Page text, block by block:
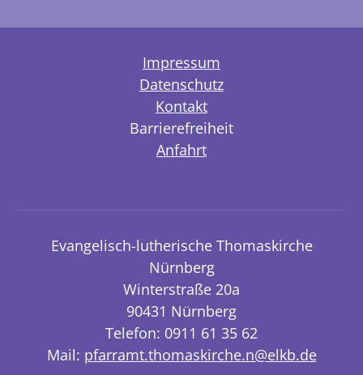
Impressum
Datenschutz
Kontakt
Barrierefreiheit
Anfahrt
Evangelisch-lutherische Thomaskirche
Nürnberg
Winterstraße 20a
90431 Nürnberg
Telefon: 0911 61 35 62
Mail: pfarramt.thomaskirche.n@elkb.de